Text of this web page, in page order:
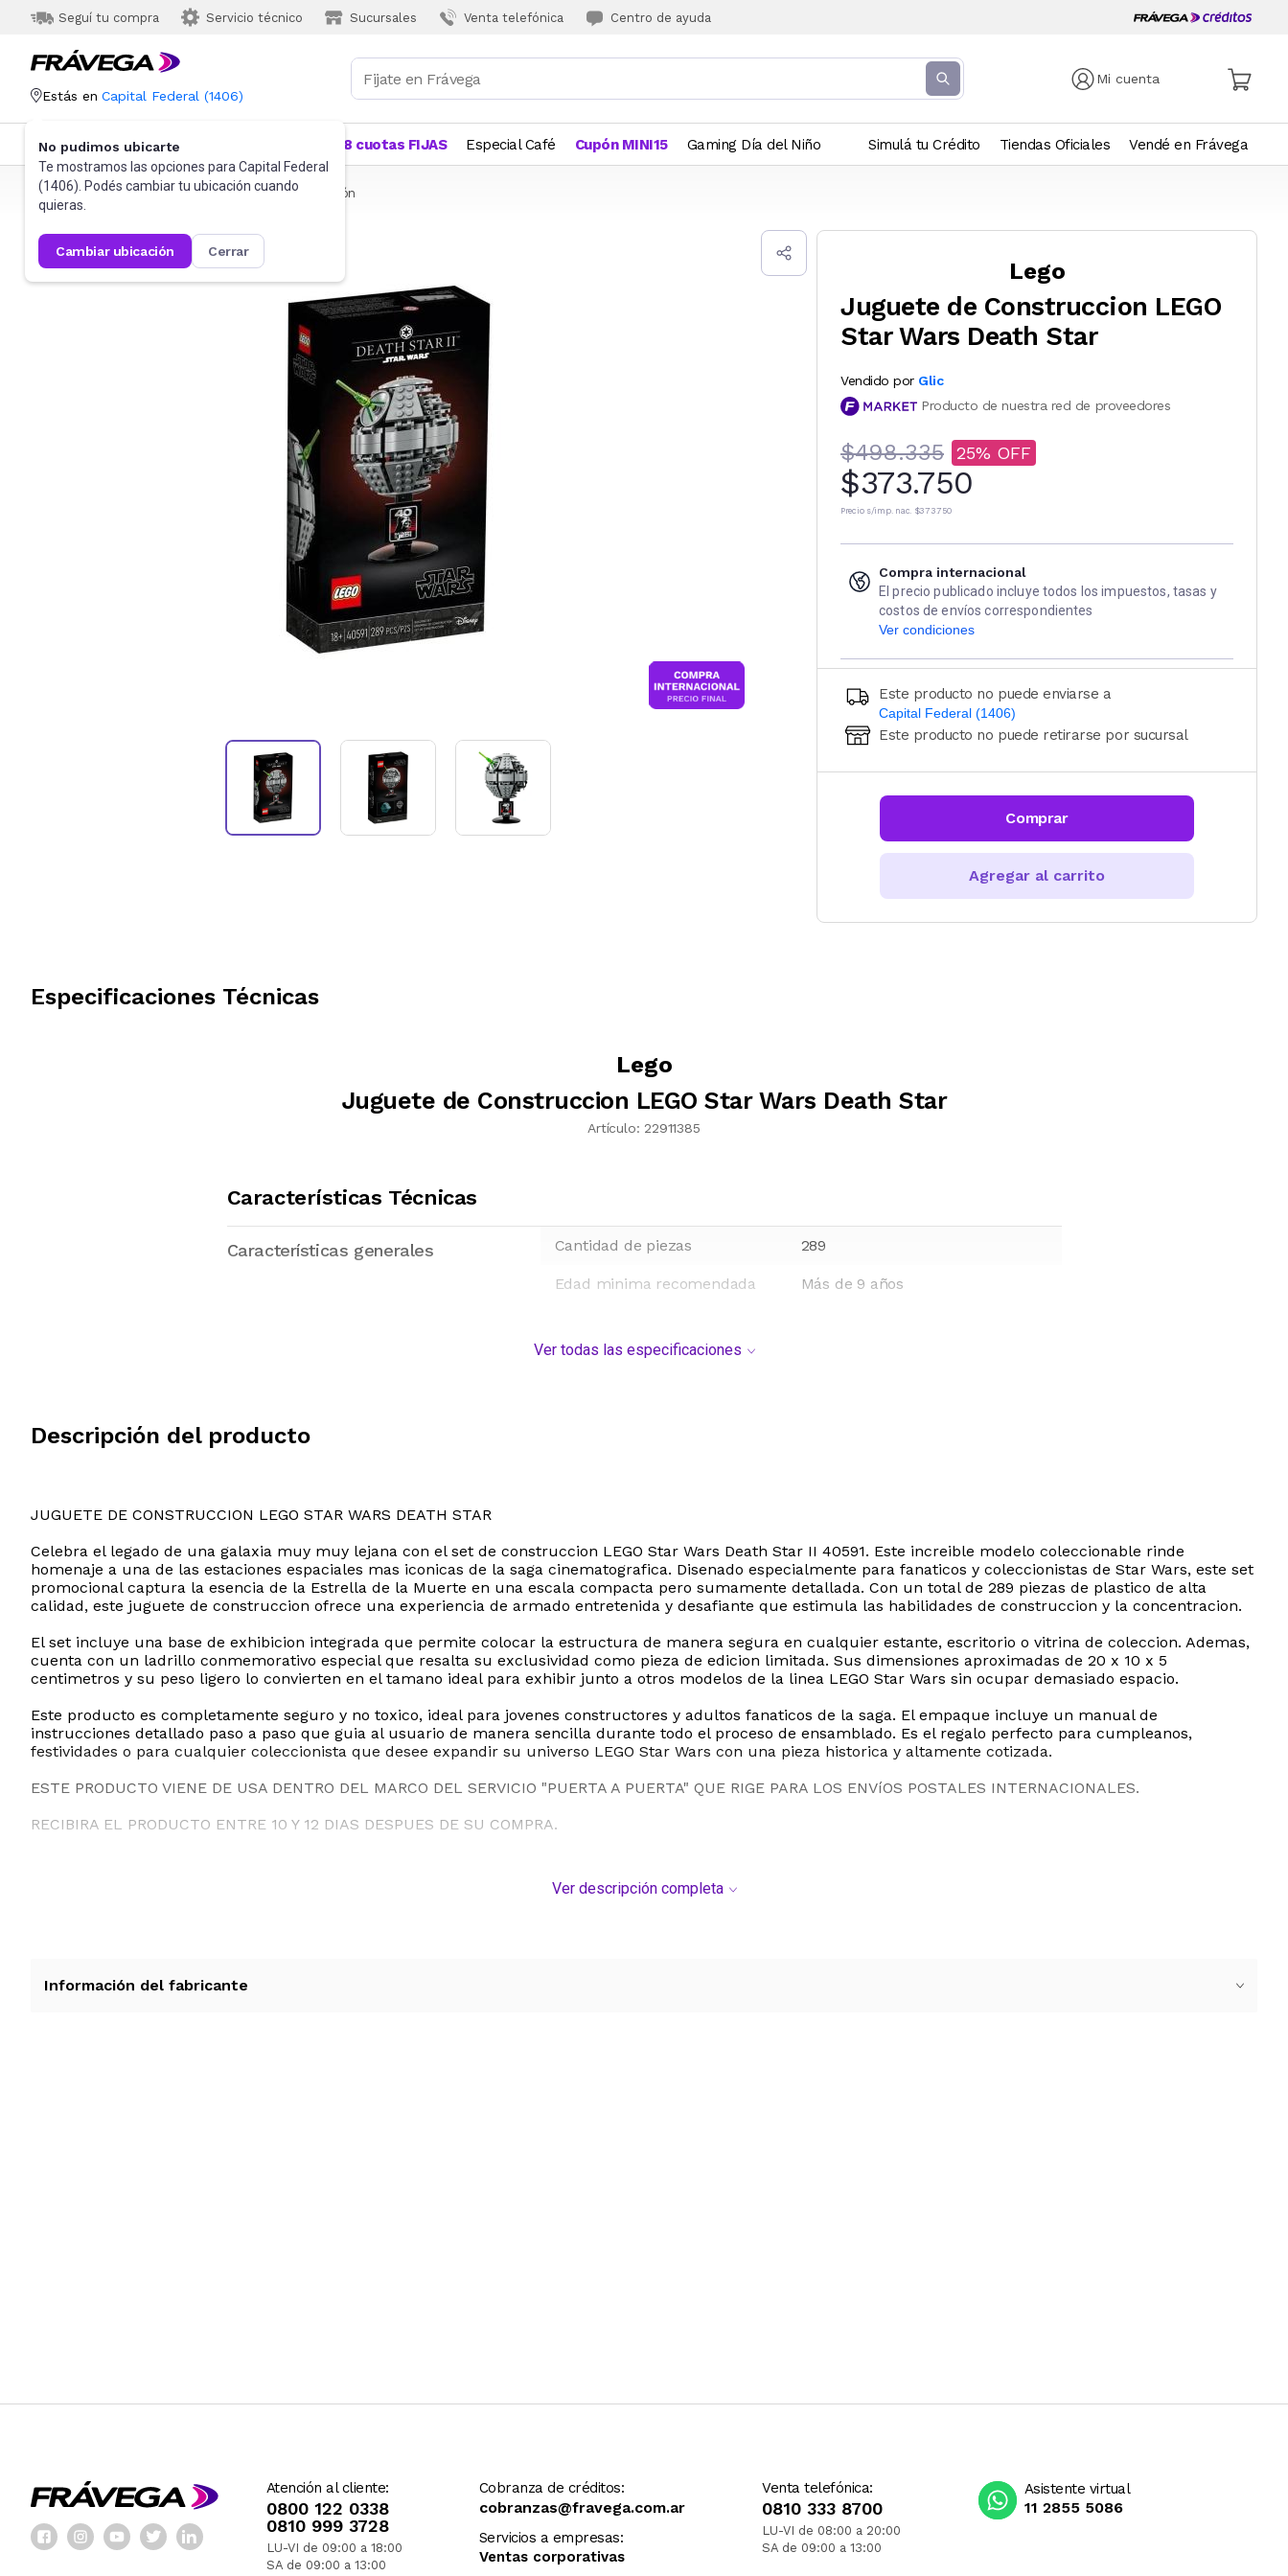
Seguí tu compra Servicio técnico Sucursales Venta telefónica Centro de ayuda
Mi cuenta
Estás en Capital Federal (1406)
No pudimos ubicarte
Te mostramos las opciones para Capital Federal
(1406). Podés cambiar tu ubicación cuando
quieras.
cambiar ubicación cerrar
Categorías Más Vendidos 18 cuotas FIJAS Especial Café Cupón MINI15 Gaming Día del Niño Simulá tu Crédito Tiendas Oficiales Vendé en Frávega
Frávega Juguetes y Juegos Bloques y Construcción
Lego
Juguete de Construccion LEGO
Star Wars Death Star
Vendido por Glic
Producto de nuestra red de proveedores
$498.335 25
$373.750
Precio s/imp. nac. $373.750
Compra internacional
El precio publicado incluye todos los impuestos, tasas y
costos de envíos correspondientes
Ver condiciones
Este producto no puede enviarse a
Capital Federal (1406)
Ingresá código postal (sólo números)
CALCULAR
Este producto no puede retirarse por sucursal
Comprar
Agregar al carrito
Especificaciones Técnicas
Lego
Juguete de Construccion LEGO Star Wars Death Star
Artículo: 22911385
Características Técnicas
Características generales Cantidad de piezas 289
Edad minima recomendada Más de 9 años
Ver todas las especificaciones
Descripción del producto
JUGUETE DE CONSTRUCCION LEGO STAR WARS DEATH STAR
Celebra el legado de una galaxia muy muy lejana con el set de construccion LEGO Star Wars Death Star II 40591. Este increible modelo coleccionable rinde
homenaje a una de las estaciones espaciales mas iconicas de la saga cinematografica. Disenado especialmente para fanaticos y coleccionistas de Star Wars, este set
promocional captura la esencia de la Estrella de la Muerte en una escala compacta pero sumamente detallada. Con un total de 289 piezas de plastico de alta
calidad, este juguete de construccion ofrece una experiencia de armado entretenida y desafiante que estimula las habilidades de construccion y la concentracion.
El set incluye una base de exhibicion integrada que permite colocar la estructura de manera segura en cualquier estante, escritorio o vitrina de coleccion. Ademas,
cuenta con un ladrillo conmemorativo especial que resalta su exclusividad como pieza de edicion limitada. Sus dimensiones aproximadas de 20 x 10 x 5
centimetros y su peso ligero lo convierten en el tamano ideal para exhibir junto a otros modelos de la linea LEGO Star Wars sin ocupar demasiado espacio.
Este producto es completamente seguro y no toxico, ideal para jovenes constructores y adultos fanaticos de la saga. El empaque incluye un manual de
instrucciones detallado paso a paso que guia al usuario de manera sencilla durante todo el proceso de ensamblado. Es el regalo perfecto para cumpleanos,
festividades o para cualquier coleccionista que desee expandir su universo LEGO Star Wars con una pieza historica y altamente cotizada.
ESTE PRODUCTO VIENE DE USA DENTRO DEL MARCO DEL SERVICIO "PUERTA A PUERTA" QUE RIGE PARA LOS ENVíOS POSTALES INTERNACIONALES.
RECIBIRA EL PRODUCTO ENTRE 10 Y 12 DIAS DESPUES DE SU COMPRA.
Ver descripción completa
Información del fabricante
Atención al cliente:
0800 122 0338
0810 999 3728
LU-VI de 09:00 a 18:00
SA de 09:00 a 13:00
Cobranza de créditos:
cobranzas@fravega.com.ar
Servicios a empresas:
Ventas corporativas
Venta telefónica:
0810 333 8700
LU-VI de 08:00 a 20:00
SA de 09:00 a 13:00
Asistente virtual
11 2855 5086